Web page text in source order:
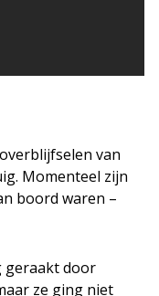
van
Momenteel zijn
boord waren –
geraakt door
ze ging niet